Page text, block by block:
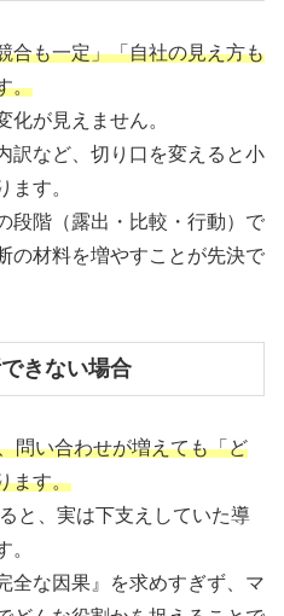
合も一定」「自社の見え方も
。
化が見えません。
訳など、切り口を変えると小
ます。
段階（露出・比較・行動）で
の材料を増やすことが先決で
きない場合
問い合わせが増えても「ど
ます。
と、実は下支えしていた導
。
全な因果』を求めすぎず、マ